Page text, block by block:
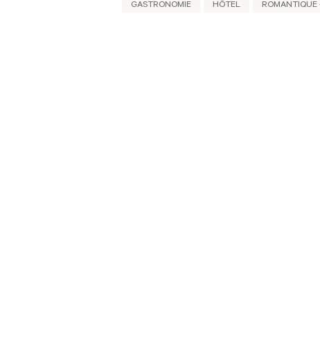
GASTRONOMIE HÔTEL ROMANTIQUE